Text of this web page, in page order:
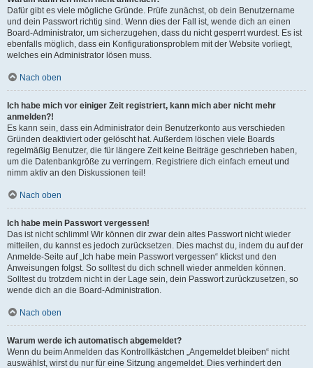
Dafür gibt es viele mögliche Gründe. Prüfe zunächst, ob dein Benutzername
und dein Passwort richtig sind. Wenn dies der Fall ist, wende dich an einen
Board-Administrator, um sicherzugehen, dass du nicht gesperrt wurdest. Es ist
ebenfalls möglich, dass ein Konfigurationsproblem mit der Website vorliegt,
welches ein Administrator lösen muss.
Nach oben
Ich habe mich vor einiger Zeit registriert, kann mich aber nicht mehr
anmelden?!
Es kann sein, dass ein Administrator dein Benutzerkonto aus verschieden
Gründen deaktiviert oder gelöscht hat. Außerdem löschen viele Boards
regelmäßig Benutzer, die für längere Zeit keine Beiträge geschrieben haben,
um die Datenbankgröße zu verringern. Registriere dich einfach erneut und
nimm aktiv an den Diskussionen teil!
Nach oben
Ich habe mein Passwort vergessen!
Das ist nicht schlimm! Wir können dir zwar dein altes Passwort nicht wieder
mitteilen, du kannst es jedoch zurücksetzen. Dies machst du, indem du auf der
Anmelde-Seite auf „Ich habe mein Passwort vergessen“ klickst und den
Anweisungen folgst. So solltest du dich schnell wieder anmelden können.
Solltest du trotzdem nicht in der Lage sein, dein Passwort zurückzusetzen, so
wende dich an die Board-Administration.
Nach oben
Warum werde ich automatisch abgemeldet?
Wenn du beim Anmelden das Kontrollkästchen „Angemeldet bleiben“ nicht
auswählst, wirst du nur für eine Sitzung angemeldet. Dies verhindert den